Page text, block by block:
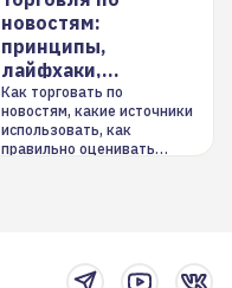
новостям:
принципы,
лайфхаки,
инструменты
Как торговать по
новостям, какие источники
использовать, как
правильно оценивать